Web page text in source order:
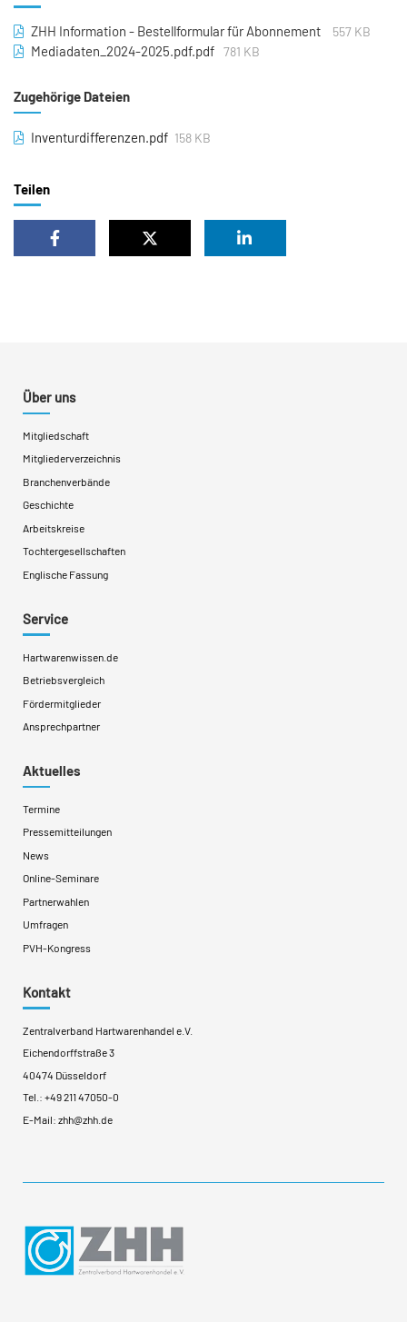
ZHH Information - Bestellformular für Abonnement 557 KB
Mediadaten_2024-2025.pdf.pdf 781 KB
Zugehörige Dateien
Inventurdifferenzen.pdf 158 KB
Teilen
Über uns
Mitgliedschaft
Mitgliederverzeichnis
Branchenverbände
Geschichte
Arbeitskreise
Tochtergesellschaften
Englische Fassung
Service
Hartwarenwissen.de
Betriebsvergleich
Fördermitglieder
Ansprechpartner
Aktuelles
Termine
Pressemitteilungen
News
Online-Seminare
Partnerwahlen
Umfragen
PVH-Kongress
Kontakt
Zentralverband Hartwarenhandel e.V.
Eichendorffstraße 3
40474 Düsseldorf
Tel.: +49 211 47050-0
E-Mail: zhh@zhh.de